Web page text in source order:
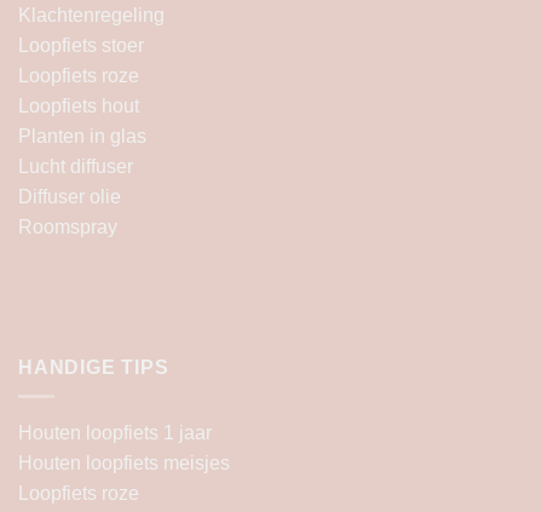
Klachtenregeling
Loopfiets stoer
Loopfiets roze
Loopfiets hout
Planten in glas
Lucht diffuser
Diffuser olie
Roomspray
HANDIGE TIPS
Houten loopfiets 1 jaar
Houten loopfiets meisjes
Loopfiets roze